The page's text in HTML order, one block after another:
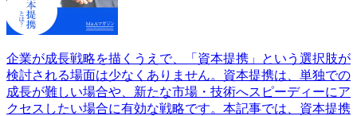
企業が成長戦略を描くうえで、「資本提携」という選択肢が
検討される場面は少なくありません。資本提携は、単独での
成長が難しい場合や、新たな市場・技術へスピーディーにア
クセスしたい場合に有効な戦略です。本記事では、資本提携